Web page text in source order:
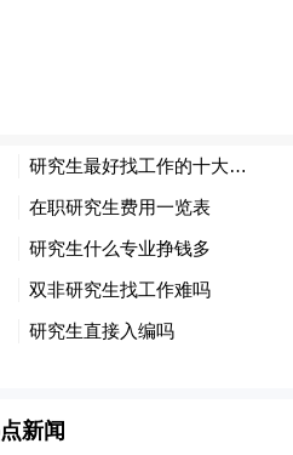
于电影，它有一种更
要求，变成一种很时
新闻